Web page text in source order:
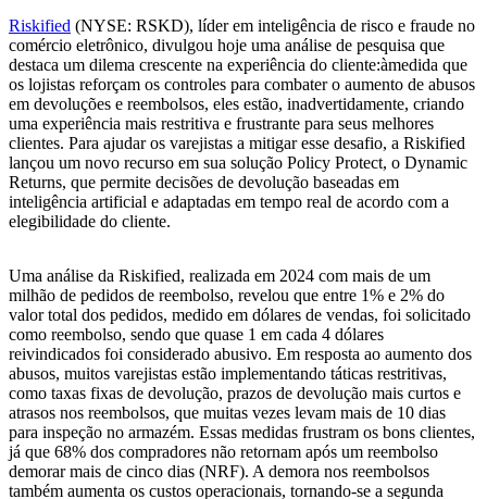
Riskified (NYSE: RSKD), líder em inteligência de risco e fraude no
comércio eletrônico, divulgou hoje uma análise de pesquisa que
destaca um dilema crescente na experiência do cliente:àmedida que
os lojistas reforçam os controles para combater o aumento de abusos
em devoluções e reembolsos, eles estão, inadvertidamente, criando
uma experiência mais restritiva e frustrante para seus melhores
clientes. Para ajudar os varejistas a mitigar esse desafio, a Riskified
lançou um novo recurso em sua solução Policy Protect, o Dynamic
Returns, que permite decisões de devolução baseadas em
inteligência artificial e adaptadas em tempo real de acordo com a
elegibilidade do cliente.
Uma análise da Riskified, realizada em 2024 com mais de um
milhão de pedidos de reembolso, revelou que entre 1% e 2% do
valor total dos pedidos, medido em dólares de vendas, foi solicitado
como reembolso, sendo que quase 1 em cada 4 dólares
reivindicados foi considerado abusivo. Em resposta ao aumento dos
abusos, muitos varejistas estão implementando táticas restritivas,
como taxas fixas de devolução, prazos de devolução mais curtos e
atrasos nos reembolsos, que muitas vezes levam mais de 10 dias
para inspeção no armazém. Essas medidas frustram os bons clientes,
já que 68% dos compradores não retornam após um reembolso
demorar mais de cinco dias (NRF). A demora nos reembolsos
também aumenta os custos operacionais, tornando-se a segunda